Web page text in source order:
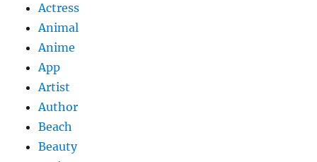
Actress
Animal
Anime
App
Artist
Author
Beach
Beauty